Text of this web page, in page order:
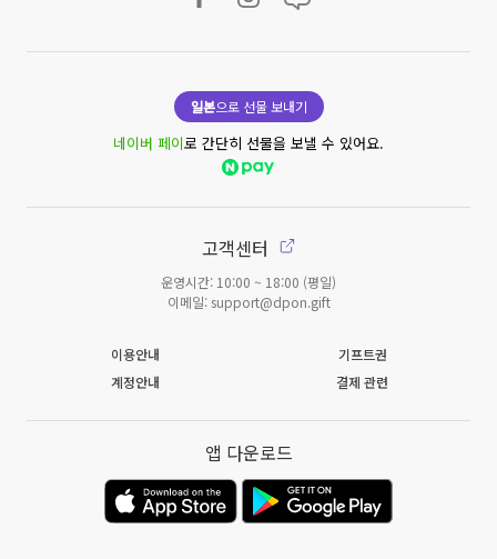
일본으로 선물 보내기
네이버 페이로 간단히 선물을 보낼 수 있어요.
고객센터
운영시간: 10:00 ~ 18:00 (평일)
이메일: support@dpon.gift
이용안내
기프트권
계정안내
결제 관련
앱 다운로드